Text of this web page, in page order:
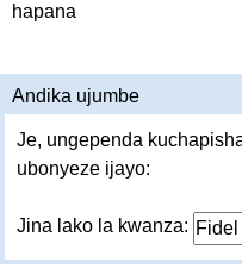
hapana
Andika ujumbe
Je, ungependa
ubonyeze ijayo:
Jina lako la kwanza: